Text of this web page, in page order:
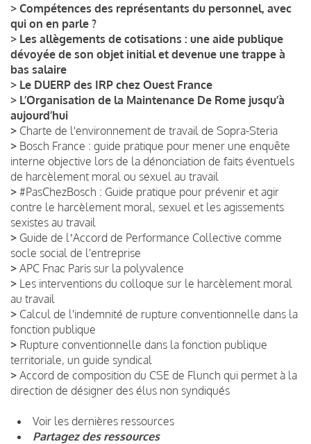
> Compétences des représentants du personnel, avec
qui on en parle ?
> Les allègements de cotisations : une aide publique
dévoyée de son objet initial et devenue une trappe à
bas salaire
> Le DUERP des IRP chez Ouest France
> L’Organisation de la Maintenance De Rome jusqu’à
aujourd’hui
> Charte de l'environnement de travail de Sopra-Steria
> Bosch France : guide pratique pour mener une enquête
interne objective lors de la dénonciation de faits éventuels
de harcèlement moral ou sexuel au travail
> #PasChezBosch : Guide pratique pour prévenir et agir
contre le harcèlement moral, sexuel et les agissements
sexistes au travail
> Guide de lʼAccord de Performance Collective comme
socle social de l'entreprise
> APC Fnac Paris sur la polyvalence
> Les interventions du colloque sur le harcèlement moral
au travail
> Calcul de l'indemnité de rupture conventionnelle dans la
fonction publique
> Rupture conventionnelle dans la fonction publique
territoriale, un guide syndical
> Accord de composition du CSE de Flunch qui permet à la
direction de désigner des élus non syndiqués
Voir les dernières ressources
Partagez des ressources